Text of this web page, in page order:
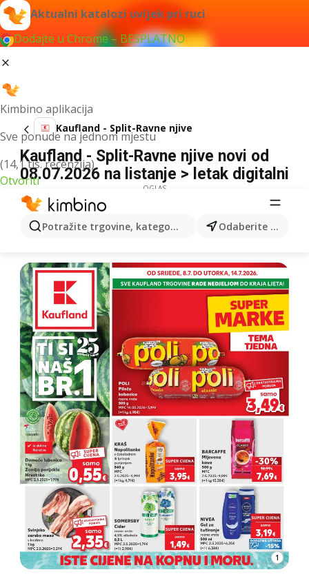
Aktualni katalozi uvijek pri ruci
Dodajte u Chrome – BESPLATNO
Kimbino aplikacija
Sve ponude na jednom mjestu
(14,1 tis. recenzija)
Otvoriti
Potražite trgovine, kategorije, proizvode... Odaberite grad
Kaufland - Split-Ravne njive
Kaufland - Split-Ravne njive novi od
08.07.2026 na listanje > letak digitalni
OGLAS
1